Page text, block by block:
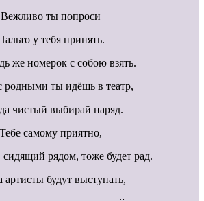
Вежливо ты попроси
у тебя принять.
же номерок с собою взять.
родными ты идёшь в театр,
чистый выбирай наряд.
Тебе самому приятно,
рядом, тоже будет рад.
артисты будут выступать,